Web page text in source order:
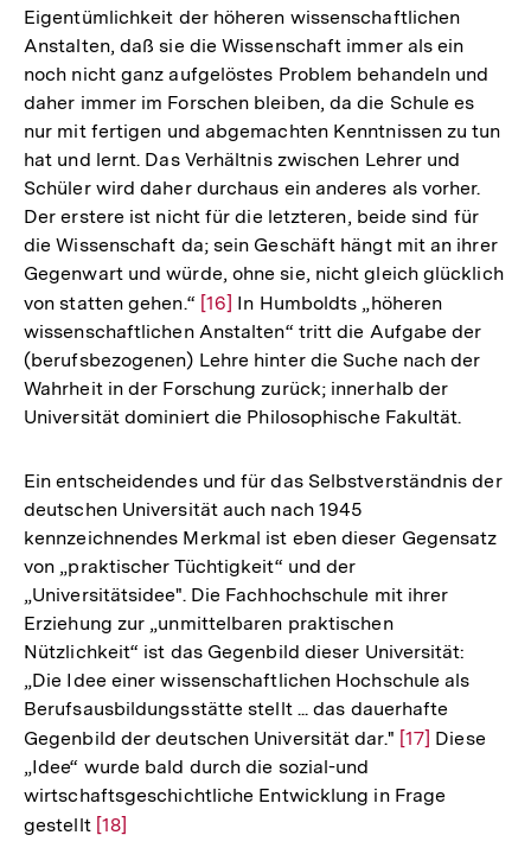
Eigentümlichkeit der höheren wissenschaftlichen
Anstalten, daß sie die Wissenschaft immer als ein
noch nicht ganz aufgelöstes Problem behandeln und
daher immer im Forschen bleiben, da die Schule es
nur mit fertigen und abgemachten Kenntnissen zu tun
hat und lernt. Das Verhältnis zwischen Lehrer und
Schüler wird daher durchaus ein anderes als vorher.
Der erstere ist nicht für die letzteren, beide sind für
die Wissenschaft da; sein Geschäft hängt mit an ihrer
Gegenwart und würde, ohne sie, nicht gleich glücklich
von statten gehen.“ Zur
Auflösung
der
Fußnote
[16] In Humboldts „höheren
wissenschaftlichen Anstalten“ tritt die Aufgabe der
(berufsbezogenen) Lehre hinter die Suche nach der
Wahrheit in der Forschung zurück; innerhalb der
Universität dominiert die Philosophische Fakultät.
Ein entscheidendes und für das Selbstverständnis der
deutschen Universität auch nach 1945
kennzeichnendes Merkmal ist eben dieser Gegensatz
von „praktischer Tüchtigkeit“ und der
„Universitätsidee". Die Fachhochschule mit ihrer
Erziehung zur „unmittelbaren praktischen
Nützlichkeit“ ist das Gegenbild dieser Universität:
„Die Idee einer wissenschaftlichen Hochschule als
Berufsausbildungsstätte stellt ... das dauerhafte
Gegenbild der deutschen Universität dar." Zur
der
[17] Diese
„Idee“ wurde bald durch die sozial-und
wirtschaftsgeschichtliche Entwicklung in Frage
gestellt Zur
[18]